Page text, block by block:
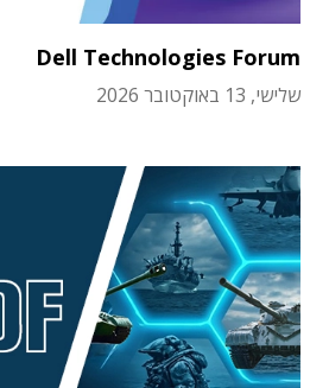
Dell Technologies Forum
שלישי, 13 באוקטובר 2026